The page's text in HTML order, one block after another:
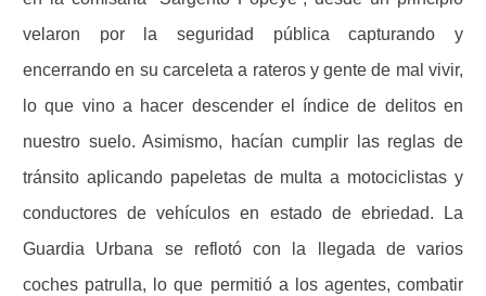
velaron por la seguridad pública capturando y
encerrando en su carceleta a rateros y gente de mal vivir,
lo que vino a hacer descender el índice de delitos en
nuestro suelo. Asimismo, hacían cumplir las reglas de
tránsito aplicando papeletas de multa a motociclistas y
conductores de vehículos en estado de ebriedad. La
Guardia Urbana se reflotó con la llegada de varios
coches patrulla, lo que permitió a los agentes, combatir